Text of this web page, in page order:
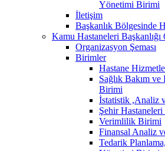
Yönetimi Birimi
İletişim
Başkanlık Bölgesinde
Kamu Hastaneleri Başkanlığı
Organizasyon Şeması
Birimler
Hastane
Sağlık Bakım
Birimi
İstatistik ,Analiz
Şehir
Verimlilik Birimi
Finansal Analiz
Tedarik